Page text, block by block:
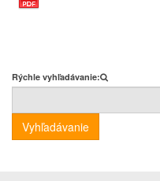
Rýchle vyhľadávanie:
Vyhľadávanie